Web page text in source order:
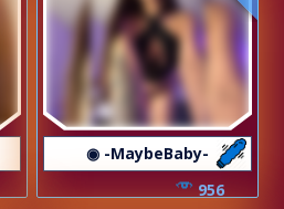
◉ -MaybeBaby-
956